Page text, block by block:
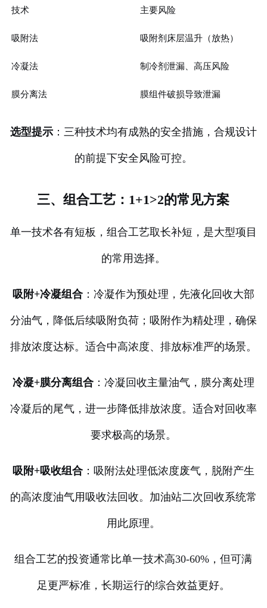
技术 主要风险
吸附法 吸附剂床层温升（放热）
冷凝法 制冷剂泄漏、高压风险
膜分离法 膜组件破损导致泄漏
选型提示：三种技术均有成熟的安全措施，合规设计
的前提下安全风险可控。
三、组合工艺：1+1>2的常见方案
单一技术各有短板，组合工艺取长补短，是大型项目
的常用选择。
吸附+冷凝组合：冷凝作为预处理，先液化回收大部
分油气，降低后续吸附负荷；吸附作为精处理，确保
排放浓度达标。适合中高浓度、排放标准严的场景。
冷凝+膜分离组合：冷凝回收主量油气，膜分离处理
冷凝后的尾气，进一步降低排放浓度。适合对回收率
要求极高的场景。
吸附+吸收组合：吸附法处理低浓度废气，脱附产生
的高浓度油气用吸收法回收。加油站二次回收系统常
用此原理。
组合工艺的投资通常比单一技术高30-60%，但可满
足更严标准，长期运行的综合效益更好。